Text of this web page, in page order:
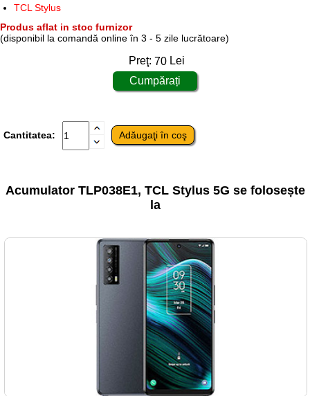
TCL Stylus
Produs aflat in stoc furnizor
(disponibil la comandă online în 3 - 5 zile lucrătoare)
Preţ: 70 Lei
Cantitatea:
Acumulator TLP038E1, TCL Stylus 5G se folosește
la